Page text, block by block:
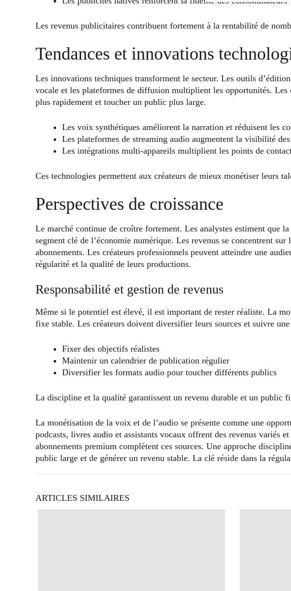
Les revenus publicitaires contribuent fortement à la rentabilité de
Tendances et innovations
Les innovations techniques transforment le secteur. Les outils
vocale et les plateformes de diffusion multiplient les opportunités. Les
plus rapidement et toucher un public plus large.
Les voix synthétiques améliorent la narration et réduisent les
Les plateformes de streaming audio augmentent la visibilité
Les intégrations multi-appareils multiplient les points de
Ces technologies permettent aux créateurs de mieux monétiser leurs
Perspectives de croissance
Le marché continue de croître fortement. Les analystes estiment que
segment clé de l’économie numérique. Les revenus se concentrent
abonnements. Les créateurs professionnels peuvent atteindre une
régularité et la qualité de leurs productions.
Responsabilité et gestion de revenus
Même si le potentiel est élevé, il est important de rester réaliste. La
fixe stable. Les créateurs doivent diversifier leurs sources et suivre
Fixer des objectifs réalistes
Maintenir un calendrier de publication régulier
Diversifier les formats audio pour toucher différents publics
La discipline et la qualité garantissent un revenu durable et un public
La monétisation de la voix et de l’audio se présente comme une
podcasts, livres audio et assistants vocaux offrent des revenus variés
abonnements premium complètent ces sources. Une approche
public large et de générer un revenu stable. La clé réside dans la
ARTICLES SIMILAIRES